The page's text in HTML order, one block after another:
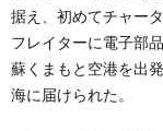
据え、初めてチャー
フレイターに電子部
蘇くまもと空港を出
海に届けられた。